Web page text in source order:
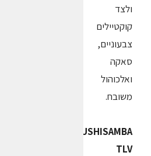
ולצד
קוקטיילים
צבעוניים,
סאקה
ואלכוהול
משובח.
SUSHISAMBA
TLV